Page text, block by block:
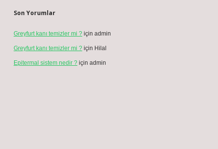
Son Yorumlar
Greyfurt kanı temizler mi ? için admin
Greyfurt kanı temizler mi ? için Hilal
Epitermal sistem nedir ? için admin